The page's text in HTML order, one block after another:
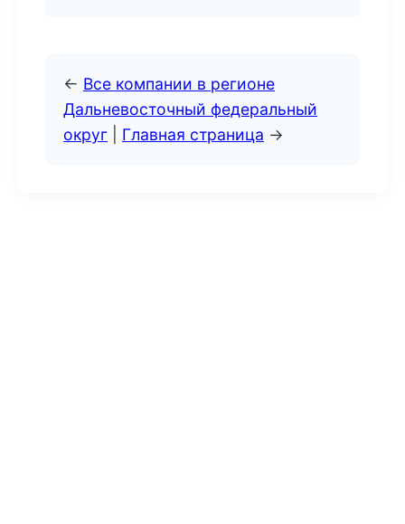
← Все компании в регионе
Дальневосточный федеральный
округ
Главная страница →